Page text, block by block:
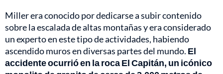
Miller era conocido por dedicarse a subir contenido
sobre la escalada de altas montañas y era considerado
un experto en este tipo de actividades, habiendo
ascendido muros en diversas partes del mundo. El
accidente ocurrió en la roca El Capitán, un icónico